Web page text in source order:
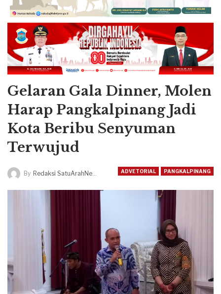
Gelaran Gala Dinner, Molen
Harap Pangkalpinang Jadi
Kota Beribu Senyuman
Terwujud
ADVETORIAL PANGKALPINANG
By Redaksi SatuArahNews